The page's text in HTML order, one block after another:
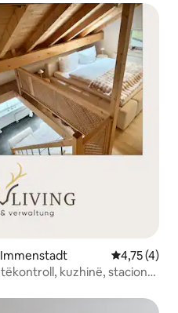
Vlerësimi
4,75 (4)
kuzhinë, stacion